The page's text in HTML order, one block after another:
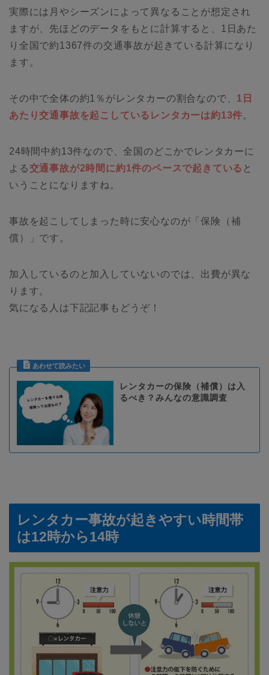
実際には月やシーズンによって異なることが想定され
ますが、先ほどのデータをもとに計算すると、1日あた
り全国で約1367件の交通事故が起きている計算になり
ます。
その中で全体の約1％がレンタカーの割合なので、 1日
あたり交通事故を起こしているレンタカーは約13件。
24時間中約13件なので、全国のどこかでレンタカーに
よる交通事故が2時間に約1件のペースで起きている と
いうことになりますね。
事故を起こしてしまった時に安心なのが「保険（補
償）」です。
加入しているのと加入していないのでは、出費が異な
ります。
気になる人は下記記事もどうぞ！
レンタカーの保険（補償）は入
るべき？みんなの意識調査
レンタカー事故が起きやすい時間帯
は12時から14時